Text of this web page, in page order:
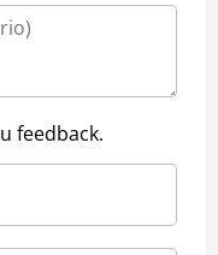
feedback.